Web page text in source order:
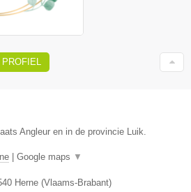
Angleur en in de provincie Luik.
Google maps ▼
Herne (Vlaams-Brabant)